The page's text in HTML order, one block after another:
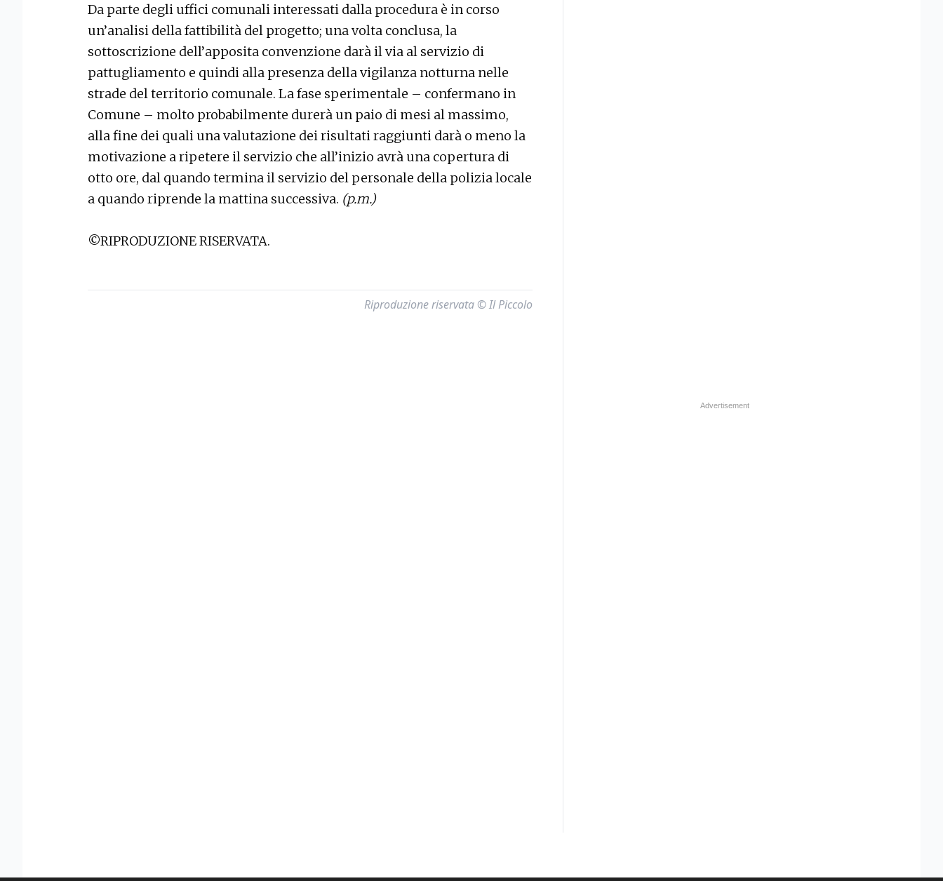
Da parte degli uffici comunali interessati dalla procedura è in corso
un’analisi della fattibilità del progetto; una volta conclusa, la
sottoscrizione dell’apposita convenzione darà il via al servizio di
pattugliamento e quindi alla presenza della vigilanza notturna nelle
strade del territorio comunale. La fase sperimentale – confermano in
Comune – molto probabilmente durerà un paio di mesi al massimo,
alla fine dei quali una valutazione dei risultati raggiunti darà o meno la
motivazione a ripetere il servizio che all’inizio avrà una copertura di
otto ore, dal quando termina il servizio del personale della polizia locale
a quando riprende la mattina successiva. (p.m.)
©RIPRODUZIONE RISERVATA.
Riproduzione riservata © Il Piccolo